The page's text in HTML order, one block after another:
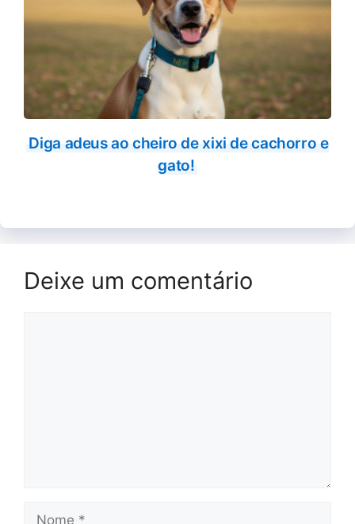
Diga adeus ao cheiro de xixi de cachorro e
gato!
Deixe um comentário
Nome